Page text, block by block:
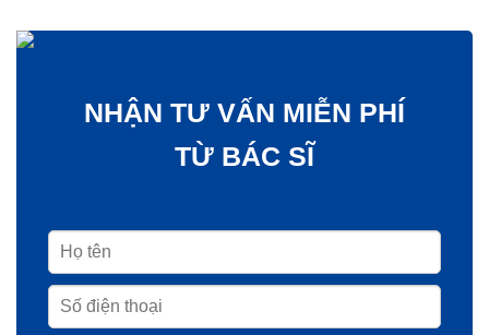
NHẬN TƯ VẤN MIỄN PHÍ
TỪ BÁC SĨ